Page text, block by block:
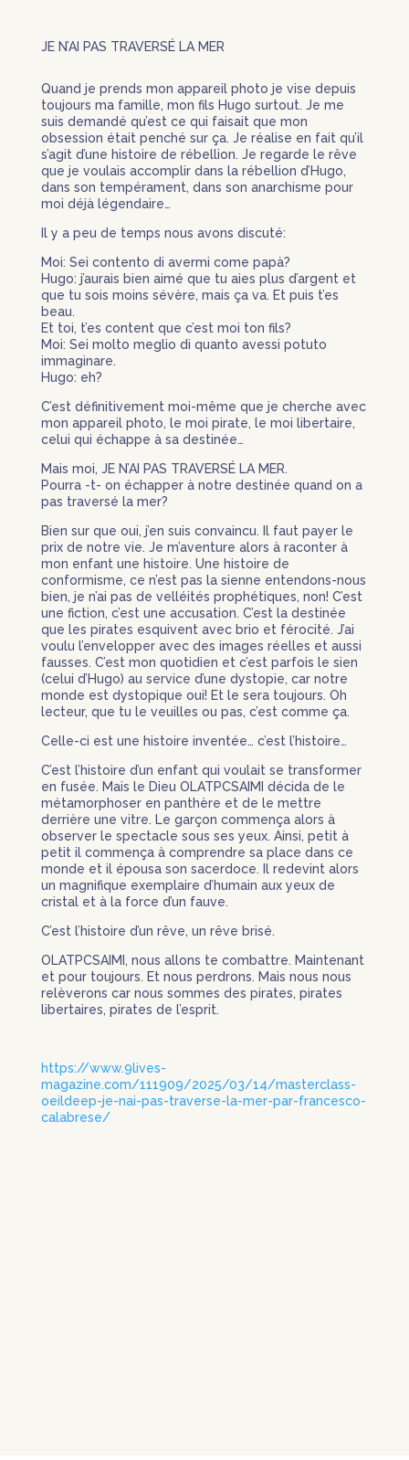
JE N’AI PAS TRAVERSÉ LA MER
Quand je prends mon appareil photo je vise depuis
toujours ma famille, mon fils Hugo surtout. Je me
suis demandé qu’est ce qui faisait que mon
obsession était penché sur ça. Je réalise en fait qu’il
s’agit d’une histoire de rébellion. Je regarde le rêve
que je voulais accomplir dans la rébellion d’Hugo,
dans son tempérament, dans son anarchisme pour
moi déjà légendaire…
Il y a peu de temps nous avons discuté:
Moi: Sei contento di avermi come papà?
Hugo: j’aurais bien aimé que tu aies plus d’argent et
que tu sois moins sévère, mais ça va. Et puis t’es
beau.
Et toi, t’es content que c’est moi ton fils?
Moi: Sei molto meglio di quanto avessi potuto
immaginare.
Hugo: eh?
C’est définitivement moi-même que je cherche avec
mon appareil photo, le moi pirate, le moi libertaire,
celui qui échappe à sa destinée…
Mais moi, JE N’AI PAS TRAVERSÉ LA MER.
Pourra -t- on échapper à notre destinée quand on a
pas traversé la mer?
Bien sur que oui, j’en suis convaincu. Il faut payer le
prix de notre vie. Je m’aventure alors à raconter à
mon enfant une histoire. Une histoire de
conformisme, ce n’est pas la sienne entendons-nous
bien, je n’ai pas de velléités prophétiques, non! C’est
une fiction, c’est une accusation. C’est la destinée
que les pirates esquivent avec brio et férocité. J’ai
voulu l’envelopper avec des images réelles et aussi
fausses. C’est mon quotidien et c’est parfois le sien
(celui d’Hugo) au service d’une dystopie, car notre
monde est dystopique oui! Et le sera toujours. Oh
lecteur, que tu le veuilles ou pas, c’est comme ça.
Celle-ci est une histoire inventée… c’est l’histoire…
C’est l’histoire d’un enfant qui voulait se transformer
en fusée. Mais le Dieu OLATPCSAIMI décida de le
métamorphoser en panthère et de le mettre
derrière une vitre. Le garçon commença alors à
observer le spectacle sous ses yeux. Ainsi, petit à
petit il commença à comprendre sa place dans ce
monde et il épousa son sacerdoce. Il redevint alors
un magnifique exemplaire d’humain aux yeux de
cristal et à la force d’un fauve.
C’est l’histoire d’un rêve, un rêve brisé.
OLATPCSAIMI, nous allons te combattre. Maintenant
et pour toujours. Et nous perdrons. Mais nous nous
relèverons car nous sommes des pirates, pirates
libertaires, pirates de l’esprit.
https://www.9lives-
magazine.com/111909/2025/03/14/masterclass-
oeildeep-je-nai-pas-traverse-la-mer-par-francesco-
calabrese/